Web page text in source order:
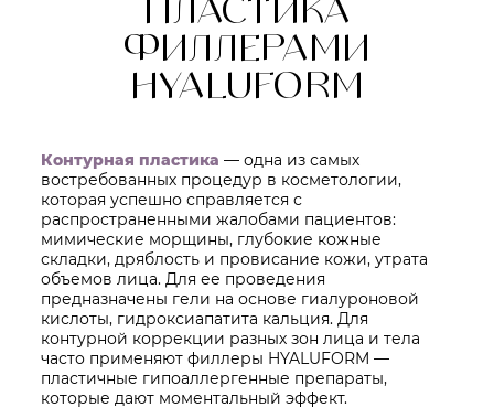
ПЛАСТИКА
ФИЛЛЕРАМИ
HYALUFORM
Контурная пластика — одна из самых
востребованных процедур в косметологии,
которая успешно справляется с
распространенными жалобами пациентов:
мимические морщины, глубокие кожные
складки, дряблость и провисание кожи, утрата
объемов лица. Для ее проведения
предназначены гели на основе гиалуроновой
кислоты, гидроксиапатита кальция. Для
контурной коррекции разных зон лица и тела
часто применяют филлеры HYALUFORM —
пластичные гипоаллергенные препараты,
которые дают моментальный эффект.